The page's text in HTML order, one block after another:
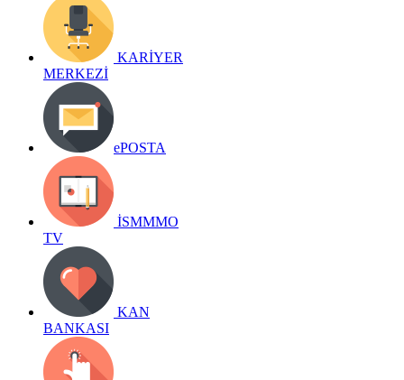
KARİYER
MERKEZİ
ePOSTA
İSMMMO
TV
KAN
BANKASI